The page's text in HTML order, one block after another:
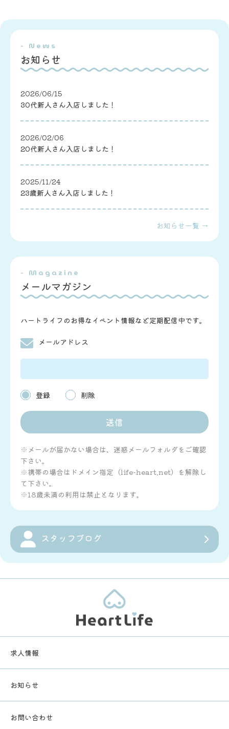
- News
お知らせ
2026/06/15
30代新人さん入店しました！
2026/02/06
20代新人さん入店しました！
2025/11/24
23歳新人さん入店しました！
お知らせ一覧 →
- Magazine
メールマガジン
ハートライフのお得なイベント情報など定期配信中です。
メールアドレス
登録 削除
※メールが届かない場合は、迷惑メールフォルダをご確認
下さい。
※携帯の場合はドメイン指定（life-heart.net）を解除し
て下さい。
※18歳未満の利用は禁止となります。
スタッフブログ
求人情報
お知らせ
お問い合わせ